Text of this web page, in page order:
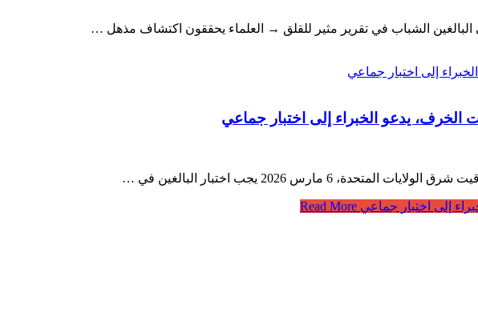
الشباب في تقرير مثير للقلق → العلماء يحققون اكتشاف مذهل …
يدعو الخبراء إلى اختبار جماعي
إلى اختبار جماعي